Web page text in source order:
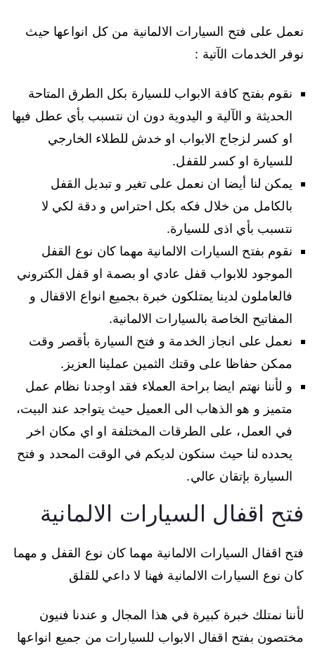
نعمل على فتح السيارات الالمانية من كل انواعها حيث
نوفر الخدمات الآتية :
نقوم بفتح كافة الابواب للسيارة بكل الطرق المتاحة
الحديثة و الآلية و اليدوية دون ان نتسبب بأي عطل فيها
او كسر لزجاج الابواب او خدش للطلاء الخارجي
للسيارة او كسر للقفل.
يمكن لنا أيضا ان نعمل على تغير و تبديل القفل
بالكامل من خلال فكه بكل احتراس و دقة لكي لا
نتسبب بأي اذى للسيارة.
نقوم بفتح السيارات الالمانية مهما كان نوع القفل
الموجود للابواب قفل عادي او بصمة او قفل الكتروني
فالعاملون لدينا يمتلكون خبرة بجميع انواع الاقفال و
المفاتيح الخاصة بالسيارات الالمانية.
نعمل على انجاز الخدمة و فتح السيارة بأقصر وقت
ممكن حفاظا على وقتك الثمين عملينا العزيز.
و لأننا نهتم ايضا براحة العملاء فقد اوجدنا نظام عمل
متميز و هو الذهاب الى العميل حيث يتواجد عند البيت،
في العمل، على الطرقات المختلفة او اي مكان اخر
يحدده لنا حيث سنكون لديكم في الوقت المحدد و فتح
السيارة بإتقان عالي.
فتح اقفال السيارات الالمانية
فتح اقفال السيارات الالمانية مهما كان نوع القفل و مهما
كان نوع السيارات الالمانية فهنا لا داعي للقلق
لأننا نمتلك خبرة كبيرة في هذا المجال و عندنا فنيون
مختصون بفتح اقفال الابواب للسيارات من جميع انواعها